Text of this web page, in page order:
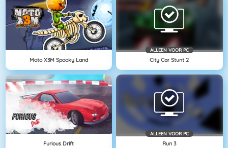
Moto X3M Spooky Land
ALLEEN VOOR PC
City Car Stunt 2
Furious Drift
ALLEEN VOOR PC
Run 3